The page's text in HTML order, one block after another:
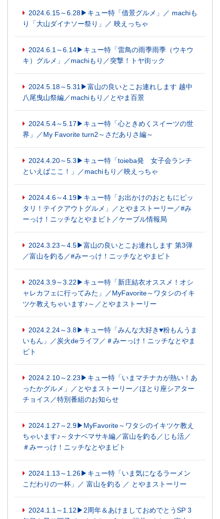
2024.6.15～6.28▶キュー特「借景グルメ」／ machiも
り「大山ダイナソー祭り」／ 映えっちゃ
2024.6.1～6.14▶キュー特「雷鳥の雨季雨季（ウキウ
キ）グルメ」／machiもり／突撃！トヤ街ック
2024.5.18～5.31▶富山の良いとこお連れします 越中
八尾曳山祭編／machiもり／とやま百景
2024.5.4～5.17▶キュー特「心ときめくスイーツの世
界」／My Favorite turn2～さだありさ編～
2024.4.20～5.3▶キュー特「toieba発 女子会ランチ
といえばここ！」／machiもり／映えっちゃ
2024.4.6～4.19▶キュー特「お出かけのおともにピッ
タリ！テイクアウトグルメ」／とやまストーリー／#み
ーっけ！ニッチなとやまビト／ケーブル情報局
2024.3.23～4.5▶富山の良いとこお連れします 第3弾
／富山を釣る／#みーっけ！ニッチなとやまビト
2024.3.9～3.22▶キュー特「新庄結衣オススメ！オシ
ャレカフェに行ってみた」／MyFavorite～ワタシのイキ
ツケ教えちゃいます♪～／とやまストーリー
2024.2.24～3.8▶キュー特「みんな大好き♥粉もんうま
いもん」／炭火deライフ／＃みーっけ！ニッチなとやま
ビト
2024.2.10～2.23▶キュー特「いまマチナカが熱い！あ
ったかグルメ」／とやまストーリー／ほとり座シアター
チョイス／特別番組のお知らせ
2024.1.27～2.9▶MyFavorite～ワタシのイキツケ教え
ちゃいます♪～タナベマサキ編／富山を釣る／じも活／
＃みーっけ！ニッチなとやまビト
2024.1.13～1.26▶キュー特「いま気になるラーメン
こだわりの一杯」／ 富山を釣る ／ とやまストーリー
2024.1.1～1.12▶2周年＆あけましておめでとうSP 3